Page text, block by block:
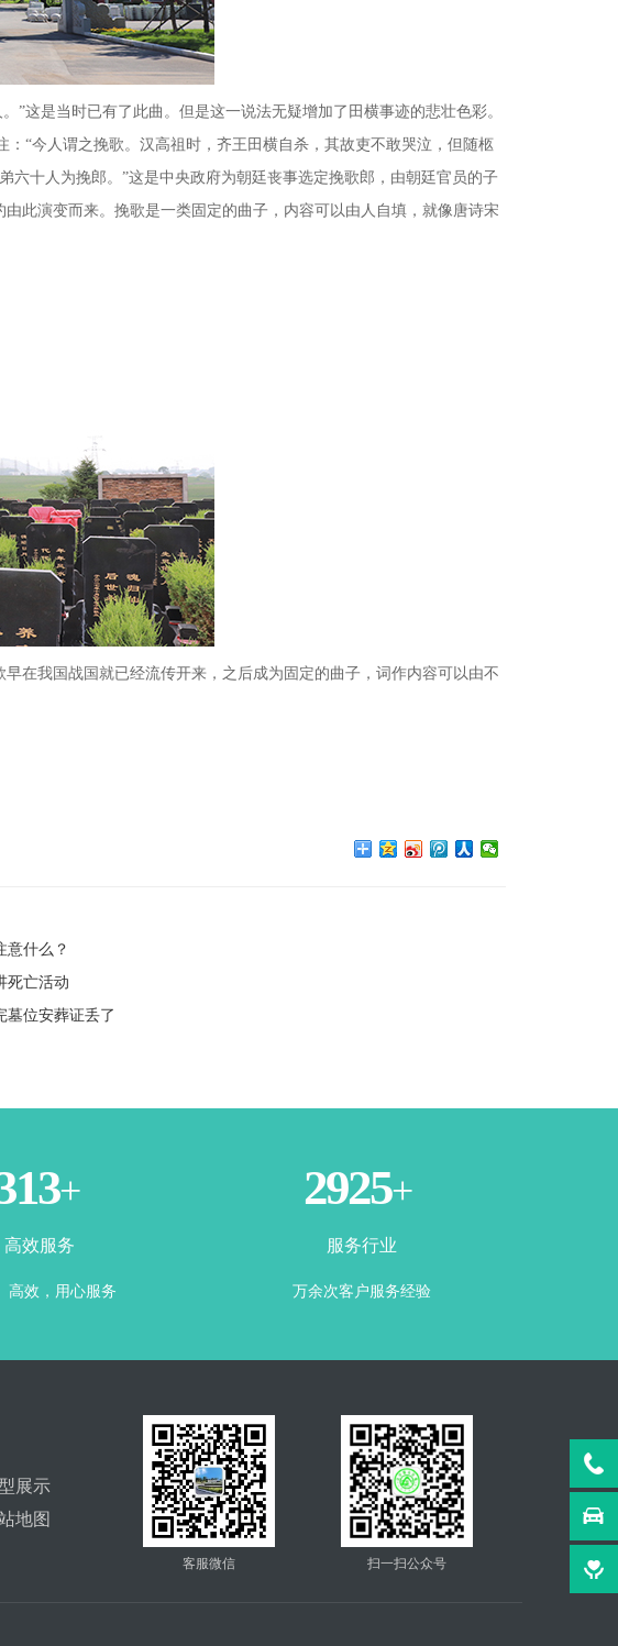
”这是当时已有了此曲。但是这一说法无疑增加了田横事迹的悲壮色彩。
“今人谓之挽歌。汉高祖时，齐王田横自杀，其故吏不敢哭泣，但随柩
六十人为挽郎。”这是中央政府为朝廷丧事选定挽歌郎，由朝廷官员的子
此演变而来。挽歌是一类固定的曲子，内容可以由人自填，就像唐诗宋
在我国战国就已经流传开来，之后成为固定的曲子，词作内容可以由不
意什么？
死亡活动
墓位安葬证丢了
+
高效服务
高效，用心服务
3500+
服务行业
万余次客户服务经验
展示
地图
客服微信 扫一扫公众号